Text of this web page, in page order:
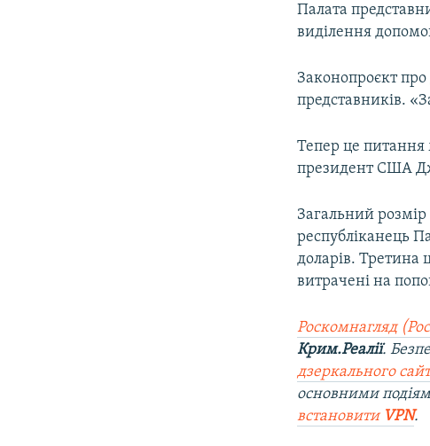
Палата
виділення
Законопроєкт про
представників.
Тепер це питання
президент США
Загальний
республіканець
доларів. Третина
витрачені на
Роскомнагляд
Крим.Реалії.
дзеркального
основними
встановити VPN.